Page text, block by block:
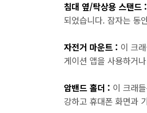
침대 옆/탁상용 스탠드 :
되었습니다. 잠자는 동
자전거 마운트 : 이 크
게이션 앱을 사용하거
암밴드 홀더 : 이 크래
강하고 휴대폰 화면과